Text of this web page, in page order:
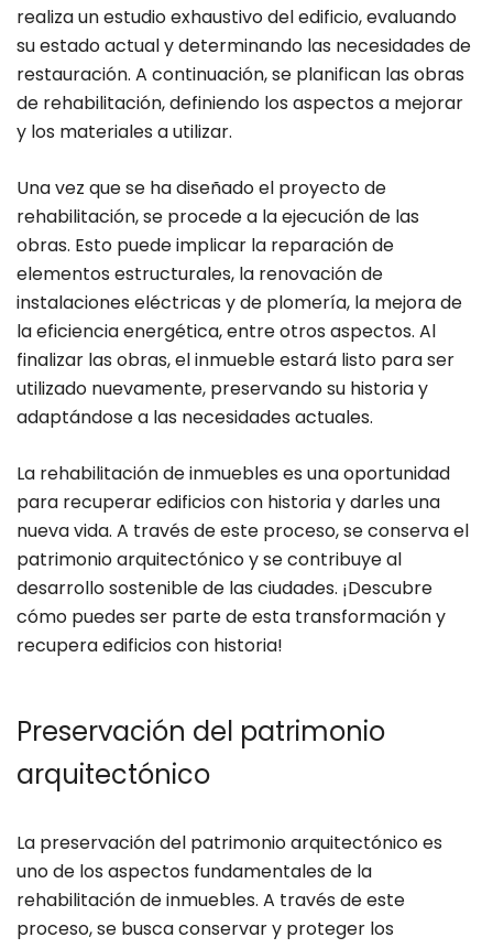
realiza un estudio exhaustivo del edificio, evaluando
su estado actual y determinando las necesidades de
restauración. A continuación, se planifican las obras
de rehabilitación, definiendo los aspectos a mejorar
y los materiales a utilizar.
Una vez que se ha diseñado el proyecto de
rehabilitación, se procede a la ejecución de las
obras. Esto puede implicar la reparación de
elementos estructurales, la renovación de
instalaciones eléctricas y de plomería, la mejora de
la eficiencia energética, entre otros aspectos. Al
finalizar las obras, el inmueble estará listo para ser
utilizado nuevamente, preservando su historia y
adaptándose a las necesidades actuales.
La rehabilitación de inmuebles es una oportunidad
para recuperar edificios con historia y darles una
nueva vida. A través de este proceso, se conserva el
patrimonio arquitectónico y se contribuye al
desarrollo sostenible de las ciudades. ¡Descubre
cómo puedes ser parte de esta transformación y
recupera edificios con historia!
Preservación del patrimonio
arquitectónico
La preservación del patrimonio arquitectónico es
uno de los aspectos fundamentales de la
rehabilitación de inmuebles. A través de este
proceso, se busca conservar y proteger los